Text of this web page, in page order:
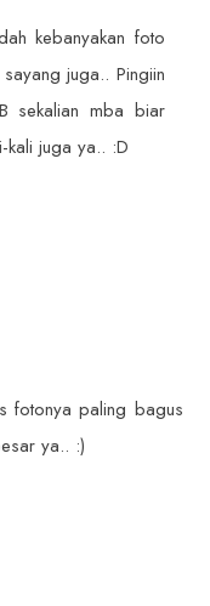
kebanyakan foto
juga.. Pingiin
sekalian mba biar
kali juga ya.. :D
fotonya paling bagus
ya.. :)